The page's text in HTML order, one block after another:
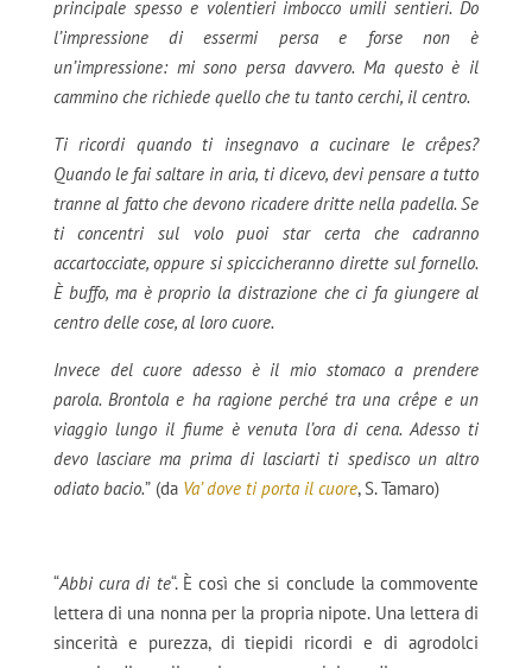
principale spesso e volentieri imbocco umili sentieri. Do
l’impressione di essermi persa e forse non è
un’impressione: mi sono persa davvero. Ma questo è il
cammino che richiede quello che tu tanto cerchi, il centro.
Ti ricordi quando ti insegnavo a cucinare le crêpes?
Quando le fai saltare in aria, ti dicevo, devi pensare a tutto
tranne al fatto che devono ricadere dritte nella padella. Se
ti concentri sul volo puoi star certa che cadranno
accartocciate, oppure si spiccicheranno dirette sul fornello.
È buffo, ma è proprio la distrazione che ci fa giungere al
centro delle cose, al loro cuore.
Invece del cuore adesso è il mio stomaco a prendere
parola. Brontola e ha ragione perché tra una crêpe e un
viaggio lungo il fiume è venuta l’ora di cena. Adesso ti
devo lasciare ma prima di lasciarti ti spedisco un altro
odiato bacio.” (da Va’ dove ti porta il cuore, S. Tamaro)
“Abbi cura di te“. È così che si conclude la commovente
lettera di una nonna per la propria nipote. Una lettera di
sincerità e purezza, di tiepidi ricordi e di agrodolci